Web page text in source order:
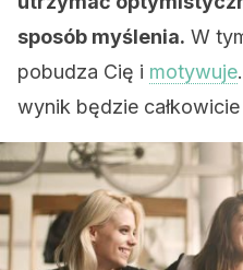
sposób myślenia. W
pobudza Cię i motywuje
wynik będzie